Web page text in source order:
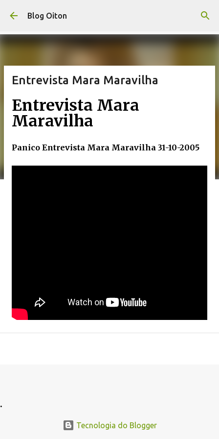
Pular para o conteúdo principal
Blog Oiton
Entrevista Mara Maravilha
Entrevista Mara
Maravilha
Panico Entrevista Mara Maravilha 31-10-2005
.
Tecnologia do Blogger